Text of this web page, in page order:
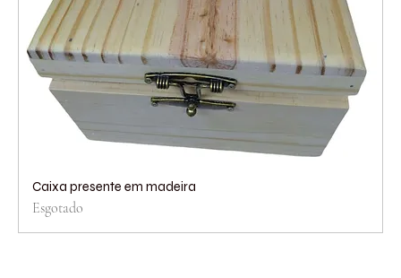
Caixa presente em madeira
Esgotado